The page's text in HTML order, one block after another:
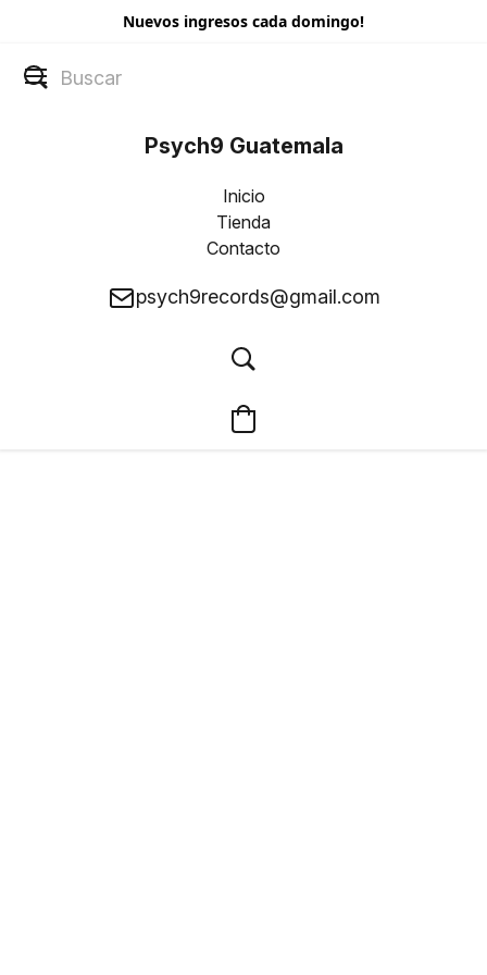
Nuevos ingresos cada domingo!
Psych9 Guatemala
Inicio
Tienda
Contacto
psych9records@gmail.com